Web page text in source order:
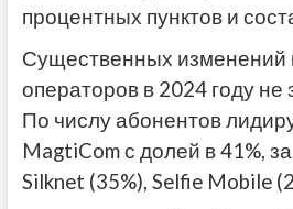
процентных пунктов и
Существенных изменений
операторов в 2024 году
По числу абонентов
MagtiCom с долей в 41%,
Silknet (35%), Selfie Mobile